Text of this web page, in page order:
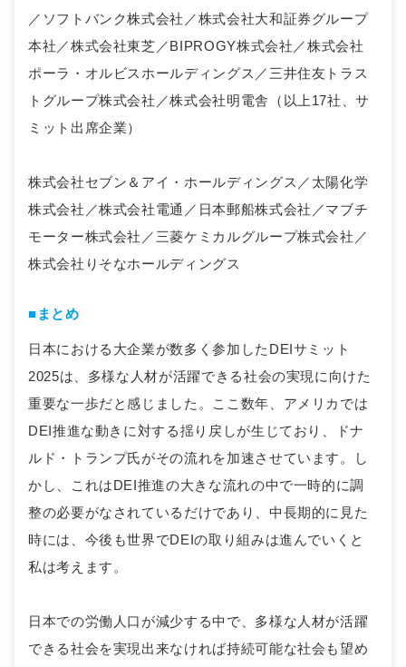
／ソフトバンク株式会社／株式会社大和証券グループ
本社／株式会社東芝／BIPROGY株式会社／株式会社
ポーラ・オルビスホールディングス／三井住友トラス
トグループ株式会社／株式会社明電舎（以上17社、サ
ミット出席企業）
株式会社セブン＆アイ・ホールディングス／太陽化学
株式会社／株式会社電通／日本郵船株式会社／マブチ
モーター株式会社／三菱ケミカルグループ株式会社／
株式会社りそなホールディングス
■まとめ
日本における大企業が数多く参加したDEIサミット
2025は、多様な人材が活躍できる社会の実現に向けた
重要な一歩だと感じました。ここ数年、アメリカでは
DEI推進な動きに対する揺り戻しが生じており、ドナ
ルド・トランプ氏がその流れを加速させています。し
かし、これはDEI推進の大きな流れの中で一時的に調
整の必要がなされているだけであり、中長期的に見た
時には、今後も世界でDEIの取り組みは進んでいくと
私は考えます。
日本での労働人口が減少する中で、多様な人材が活躍
できる社会を実現出来なければ持続可能な社会も望め